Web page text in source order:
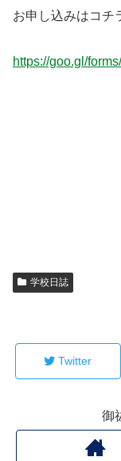
お申し込みはコチ
https://goo.gl/
学校日誌
Twitter
御